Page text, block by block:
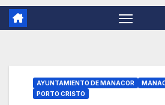
AYUNTAMIENTO DE MANACOR
PORTO CRISTO